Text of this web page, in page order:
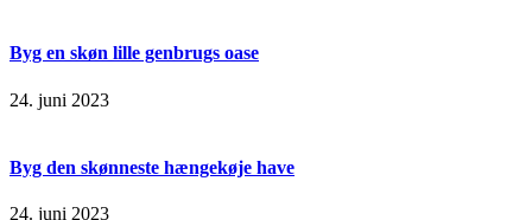
Byg en skøn lille genbrugs oase
24. juni 2023
Byg den skønneste hængekøje have
24. juni 2023